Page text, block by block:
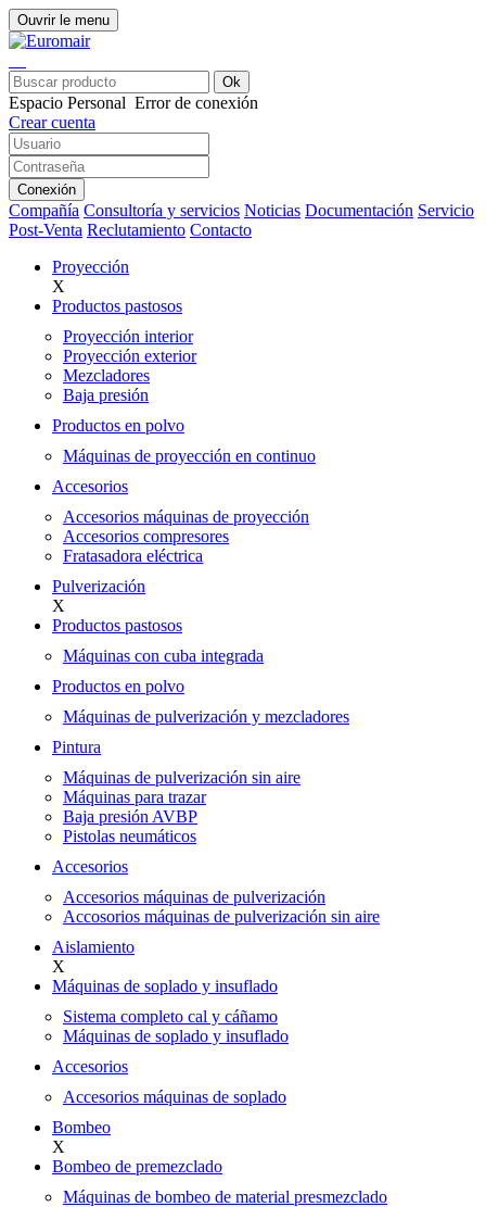
Ouvrir le menu
Ok
Espacio Personal Error de conexión
Crear cuenta
Conexión
Compañía Consultoría y servicios Noticias Documentación Servicio
Post-Venta Reclutamiento Contacto
Proyección
X
Productos pastosos
Proyección interior
Proyección exterior
Mezcladores
Baja presión
Productos en polvo
Máquinas de proyección en continuo
Accesorios
Accesorios máquinas de proyección
Accesorios compresores
Fratasadora eléctrica
Pulverización
X
Productos pastosos
Máquinas con cuba integrada
Productos en polvo
Máquinas de pulverización y mezcladores
Pintura
Máquinas de pulverización sin aire
Máquinas para trazar
Baja presión AVBP
Pistolas neumáticos
Accesorios
Accesorios máquinas de pulverización
Accosorios máquinas de pulverización sin aire
Aislamiento
X
Máquinas de soplado y insuflado
Sistema completo cal y cáñamo
Máquinas de soplado y insuflado
Accesorios
Accesorios máquinas de soplado
Bombeo
X
Bombeo de premezclado
Máquinas de bombeo de material presmezclado